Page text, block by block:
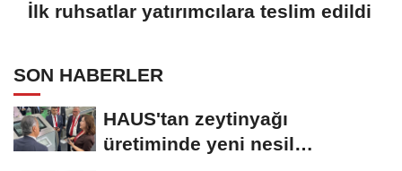
İlk ruhsatlar yatırımcılara teslim edildi
SON HABERLER
HAUS'tan zeytinyağı
üretiminde yeni nesil